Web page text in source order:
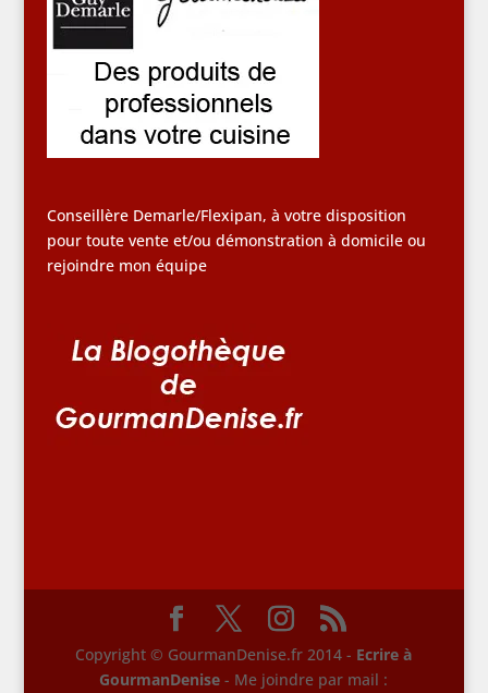
Conseillère Demarle/Flexipan, à votre disposition
pour toute vente et/ou démonstration à domicile ou
rejoindre mon équipe
Copyright © GourmanDenise.fr 2014 - Ecrire à
GourmanDenise- Me joindre par mail :